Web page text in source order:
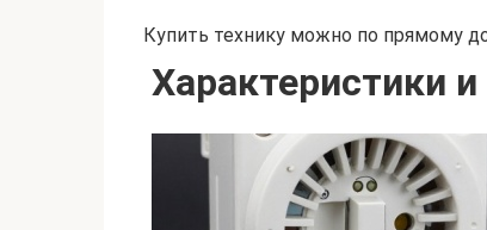
Купить технику можно по прямому
Характеристики